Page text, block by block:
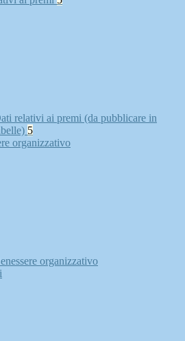
relativi ai premi (da pubblicare in
5
organizzativo
organizzativo